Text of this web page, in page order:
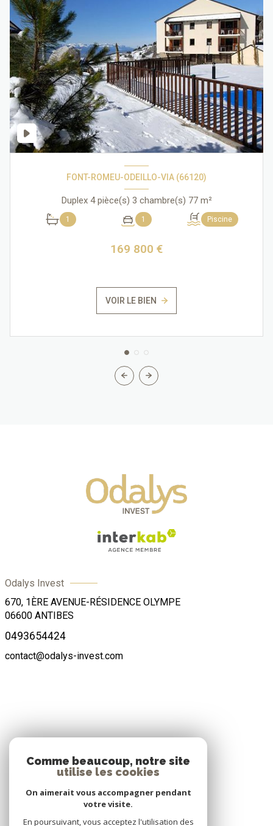
FONT-ROMEU-ODEILLO-VIA (66120)
Duplex 4 pièce(s) 3 chambre(s) 77 m²
1 1 Piscine
169 800 €
VOIR LE BIEN
Odalys Invest
670, 1ÈRE AVENUE-RÉSIDENCE OLYMPE
06600 ANTIBES
0493654424
contact@odalys-invest.com
Nous adhérons
Comme beaucoup, notre site
utilise les cookies
On aimerait vous accompagner pendant
votre visite.
En poursuivant, vous acceptez l'utilisation des